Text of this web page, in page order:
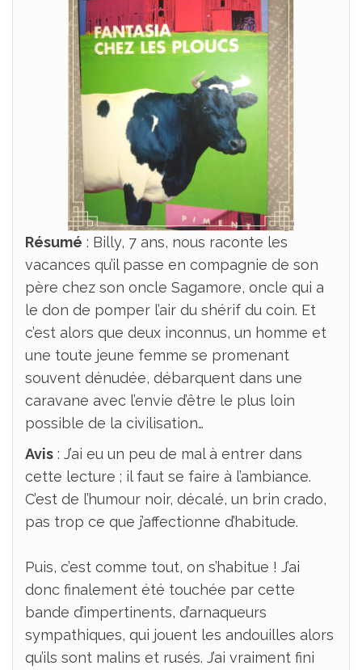
Résumé : Billy, 7 ans, nous raconte les
vacances qu’il passe en compagnie de son
père chez son oncle Sagamore, oncle qui a
le don de pomper l’air du shérif du coin. Et
c’est alors que deux inconnus, un homme et
une toute jeune femme se promenant
souvent dénudée, débarquent dans une
caravane avec l’envie d’être le plus loin
possible de la civilisation…
Avis : J’ai eu un peu de mal à entrer dans
cette lecture ; il faut se faire à l’ambiance.
C’est de l’humour noir, décalé, un brin crado,
pas trop ce que j’affectionne d’habitude.
Puis, c’est comme tout, on s’habitue ! J’ai
donc finalement été touchée par cette
bande d’impertinents, d’arnaqueurs
sympathiques, qui jouent les andouilles alors
qu’ils sont malins et rusés. J’ai vraiment fini